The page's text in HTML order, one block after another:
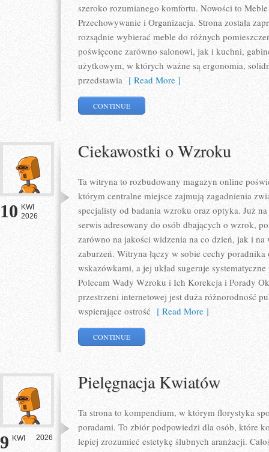
szeroko rozumianego komfortu. Nowości to
Przechowywanie i Organizacja. Strona została
rozsądnie wybierać meble do różnych
poświęcone zarówno salonowi, jak i kuchni,
użytkowym, w których ważne są ergonomia,
przedstawia [ Read More ]
CONTINUE
10 KWI
2026
Ciekawostki o Wzroku
Ta witryna to rozbudowany magazyn online
którym centralne miejsce zajmują zagadnienia
specjalisty od badania wzroku oraz optyka. Już
serwis adresowany do osób dbających o wzrok,
zarówno na jakości widzenia na co dzień, jak i
zaburzeń. Witryna łączy w sobie cechy
wskazówkami, a jej układ sugeruje
Polecam Wady Wzroku i Ich Korekcja i Porady
przestrzeni internetowej jest duża różnorodność
wspierające ostrość [ Read More ]
CONTINUE
9 KWI 2026
Pielęgnacja Kwiatów
Ta strona to kompendium, w którym florystyka
poradami. To zbiór podpowiedzi dla osób, które
lepiej zrozumieć estetykę ślubnych aranżacji.